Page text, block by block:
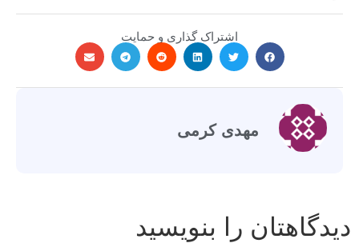
اشتراک گذاری و حمایت
مهدی کرمی
دیدگاهتان را بنویسید